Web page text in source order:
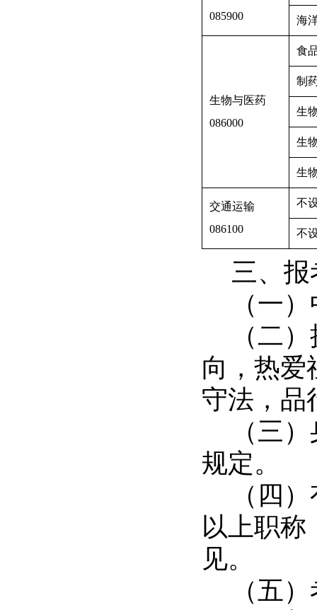
085900
海
生物与医药
086000
食
制
生
生
生
交通运输
086100
不
不
三、
（一
（二
向，热爱
守法，品
（三
规定。
（四
以上职称
见。
（五